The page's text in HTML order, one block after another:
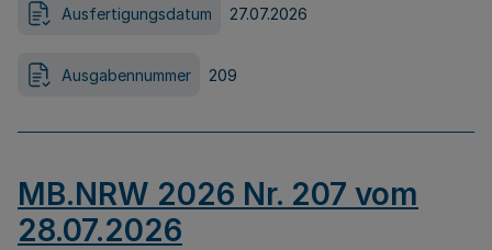
Ausfertigungsdatum 27.07.2026
Ausgabennummer 209
MB.NRW 2026 Nr. 207 vom
28.07.2026